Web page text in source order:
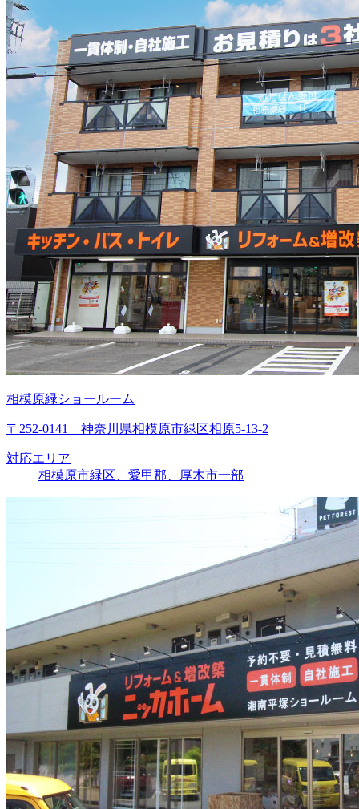
相模原緑ショールーム
〒252-0141 神奈川県相模原市緑区相原5-13-2
対応エリア
相模原市緑区、愛甲郡、厚木市一部